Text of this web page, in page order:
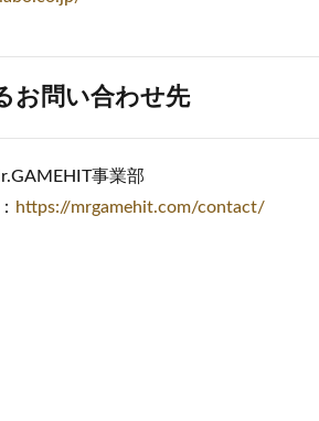
お問い合わせ先
事業部
https://mrgamehit.com/contact/